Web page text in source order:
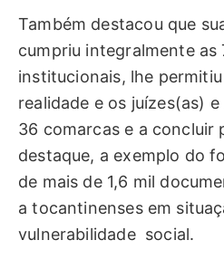
Também destacou que
cumpriu integralmente as
institucionais, lhe
realidade e os juízes(as)
36 comarcas e a concluir
destaque, a exemplo do
de mais de 1,6 mil
a tocantinenses em
vulnerabilidade social.